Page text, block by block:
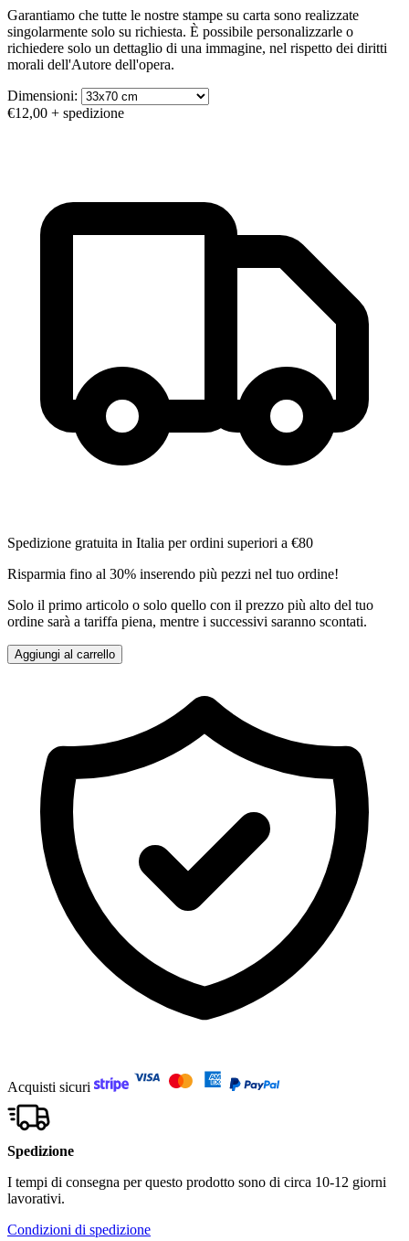
Garantiamo che tutte le nostre stampe su carta sono realizzate
singolarmente solo su richiesta. È possibile personalizzarle o
richiedere solo un dettaglio di una immagine, nel rispetto dei diritti
morali dell'Autore dell'opera.
Dimensioni:
€12,00 + spedizione
Spedizione gratuita in Italia per ordini superiori a €80
Risparmia fino al 30% inserendo più pezzi nel tuo ordine!
Solo il primo articolo o solo quello con il prezzo più alto del tuo
ordine sarà a tariffa piena, mentre i successivi saranno scontati.
Aggiungi al carrello
Acquisti sicuri
Spedizione
I tempi di consegna per questo prodotto sono di circa 10-12 giorni
lavorativi.
Condizioni di spedizione